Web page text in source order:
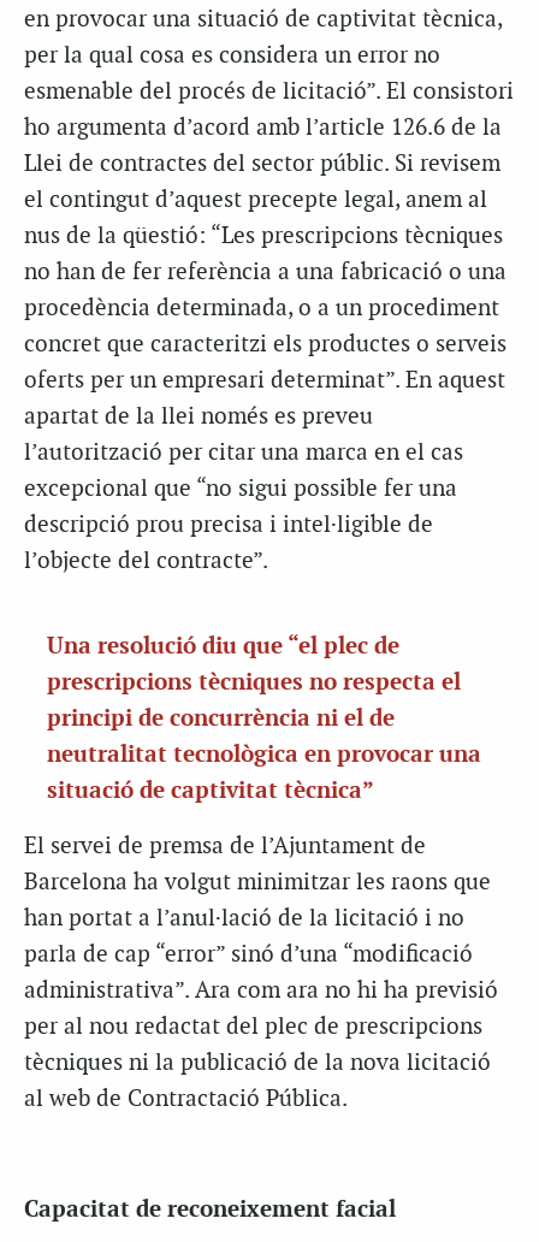
en provocar una situació de captivitat tècnica,
per la qual cosa es considera un error no
esmenable del procés de licitació”. El consistori
ho argumenta d’acord amb l’article 126.6 de la
Llei de contractes del sector públic. Si revisem
el contingut d’aquest precepte legal, anem al
nus de la qüestió: “Les prescripcions tècniques
no han de fer referència a una fabricació o una
procedència determinada, o a un procediment
concret que caracteritzi els productes o serveis
oferts per un empresari determinat”. En aquest
apartat de la llei només es preveu
l’autorització per citar una marca en el cas
excepcional que “no sigui possible fer una
descripció prou precisa i intel·ligible de
l’objecte del contracte”.
Una resolució diu que “el plec de
prescripcions tècniques no respecta el
principi de concurrència ni el de
neutralitat tecnològica en provocar una
situació de captivitat tècnica”
El servei de premsa de l’Ajuntament de
Barcelona ha volgut minimitzar les raons que
han portat a l’anul·lació de la licitació i no
parla de cap “error” sinó d’una “modificació
administrativa”. Ara com ara no hi ha previsió
per al nou redactat del plec de prescripcions
tècniques ni la publicació de la nova licitació
al web de Contractació Pública.
Capacitat de reconeixement facial